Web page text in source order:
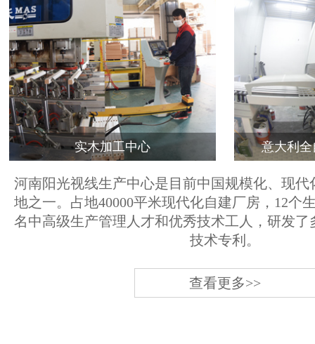
实木加工中心 意大利
河南阳光视线生产中心是目前中国规模化、现代
地之一。占地40000平米现代化自建厂房，12个
名中高级生产管理人才和优秀技术工人，研发了
技术专利。
查看更多>>